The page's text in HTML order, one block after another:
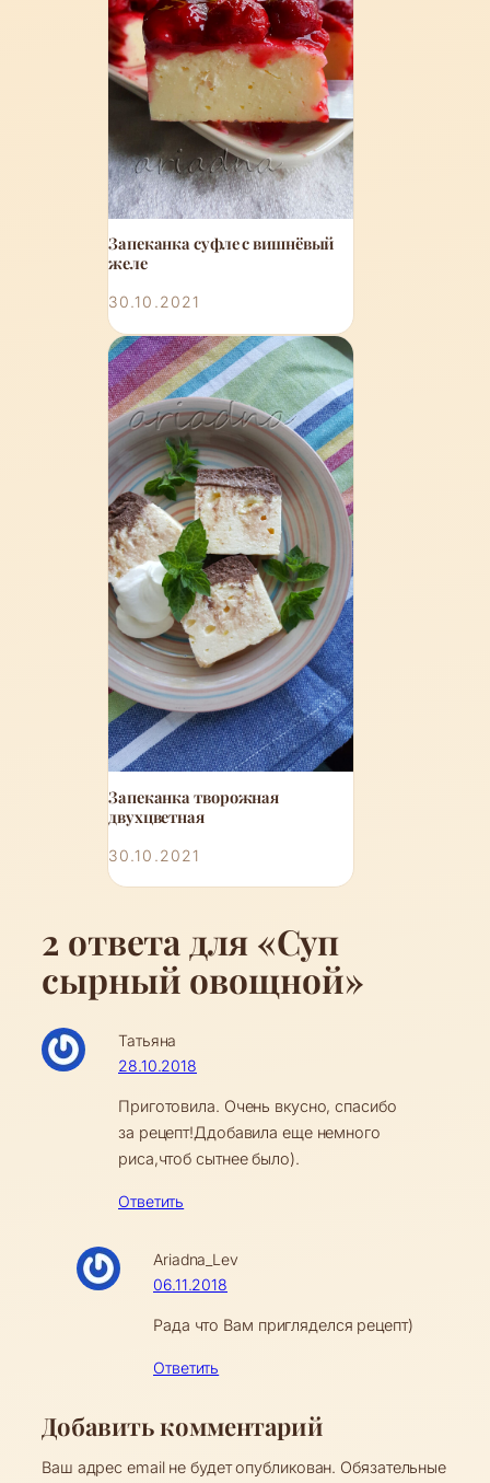
Запеканка суфле с вишнёвый
желе
30.10.2021
Запеканка творожная
двухцветная
30.10.2021
2 ответа для «Суп
сырный овощной»
Татьяна
28.10.2018
Приготовила. Очень вкусно, спасибо
за рецепт!Ддобавила еще немного
риса,чтоб сытнее было).
Ответить
Ariadna_Lev
06.11.2018
Рада что Вам пригляделся рецепт)
Ответить
Добавить комментарий
Ваш адрес email не будет опубликован. Обязательные